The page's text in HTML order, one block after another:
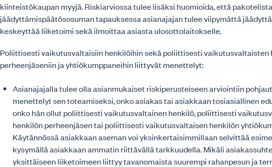
kiinteistökaupan myyjä. Riskiarviossa tulee lisäksi huomioida, että
jäädyttämispäätösosuman tapauksessa asianajajan tulee viipymättä
keskeyttää liiketoimi sekä ilmoittaa asiasta ulosottolaitokselle.
Poliittisesti vaikutusvaltaisiin henkilöihin sekä poliittisesti vaikutusvaltaisten
perheenjäseniin ja yhtiökumppaneihin liittyvät menettelyt:
Asianajajalla tulee olla asianmukaiset riskiperusteiseen arviointiin
menettelyt sen toteamiseksi, onko asiakas tai asiakkaan tosiasiallinen
onko hän ollut poliittisesti vaikutusvaltainen henkilö, poliittisesti
henkilön perheenjäsen tai poliittisesti vaikutusvaltaisen henkilön
Käytännössä asiakkaan aseman voi yksinkertaisimmillaan selvittää
kysymällä asiakkaan ammatin riittävällä tarkkuudella. Mikäli
yksittäiseen liiketoimeen liittyy tavanomaista suurempi rahanpesun ja